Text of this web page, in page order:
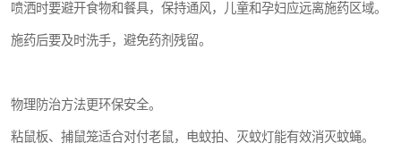
喷洒时要避开食物和餐具，保持通风，儿童和孕妇应远离施药区域。
施药后要及时洗手，避免药剂残留。
物理防治方法更环保安全。
粘鼠板、捕鼠笼适合对付老鼠，电蚊拍、灭蚊灯能有效消灭蚊蝇。